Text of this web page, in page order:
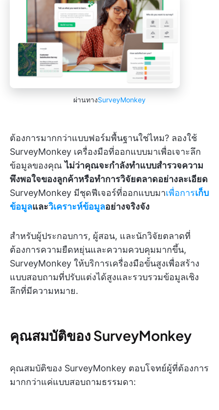
ผ่านทางSurveyMonkey
ต้องการมากกว่าแบบฟอร์มพื้นฐานใช่ไหม? ลองใช้
SurveyMonkey เครื่องมือที่ออกแบบมาเพื่อเจาะลึก
ข้อมูลของคุณไม่ว่าคุณจะกำลังทำแบบสำรวจความ
พึงพอใจของลูกค้าหรือทำการวิจัยตลาดอย่างละเอียด
SurveyMonkey มีชุดฟีเจอร์ที่ออกแบบมาเพื่อการเก็บ
ข้อมูลและวิเคราะห์ข้อมูลอย่างจริงจัง
สำหรับผู้ประกอบการ, ผู้สอน, และนักวิจัยตลาดที่
ต้องการความยืดหยุ่นและความควบคุมมากขึ้น,
SurveyMonkey ให้บริการเครื่องมือขั้นสูงเพื่อสร้าง
แบบสอบถามที่ปรับแต่งได้สูงและรวบรวมข้อมูลเชิง
ลึกที่มีความหมาย.
คุณสมบัติของ SurveyMonkey
คุณสมบัติของ SurveyMonkey ตอบโจทย์ผู้ที่ต้องการ
มากกว่าแค่แบบสอบถามธรรมดา: